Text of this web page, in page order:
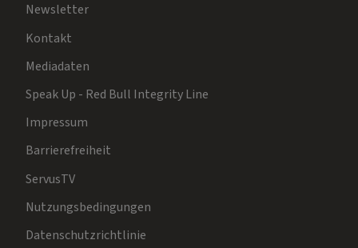
Newsletter
Kontakt
Mediadaten
Speak Up - Red Bull Integrity Line
Impressum
Barrierefreiheit
ServusTV
Nutzungsbedingungen
Datenschutzrichtlinie